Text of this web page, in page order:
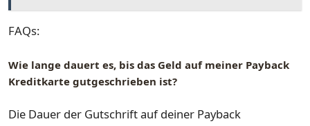
FAQs:
Wie lange dauert es, bis das Geld auf meiner Payback
Kreditkarte gutgeschrieben ist?
Die Dauer der Gutschrift auf deiner Payback